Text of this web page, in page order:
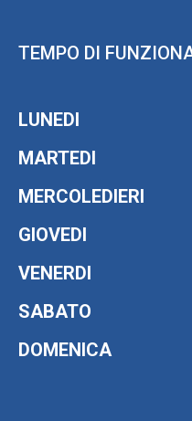
TEMPO DI
LUNEDI
MARTEDI
MERCOLEDIERI
GIOVEDI
VENERDI
SABATO
DOMENICA